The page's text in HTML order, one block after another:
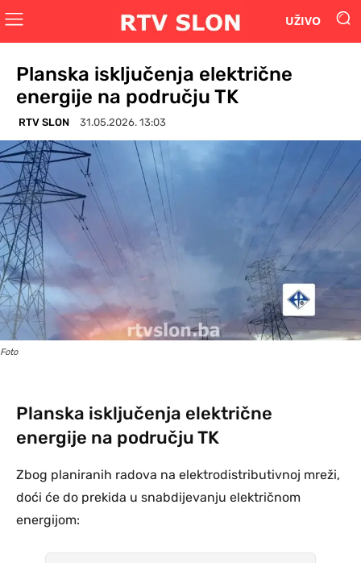
UŽIVO
Planska isključenja električne
energije na području TK
RTV SLON 31.05.2026. 13:03
Foto
Planska isključenja električne
energije na području TK
Zbog planiranih radova na elektrodistributivnoj mreži,
doći će do prekida u snabdijevanju električnom
energijom: